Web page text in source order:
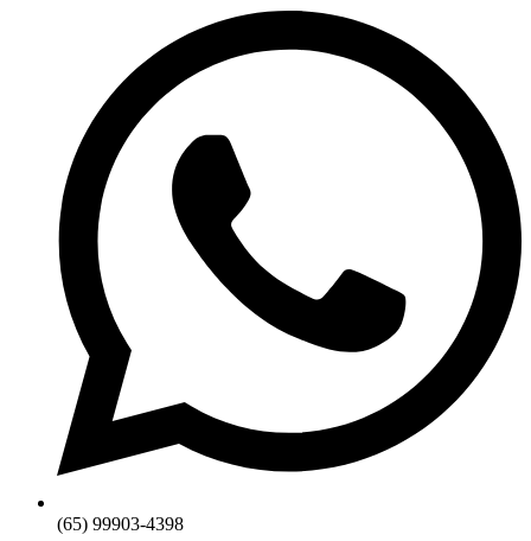
(65) 99903-4398